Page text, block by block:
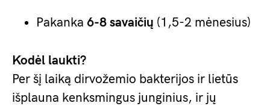
Pakanka 6-8 savaičių (1,5-2 mėnesius)
Kodėl laukti?
Per šį laiką dirvožemio bakterijos ir lietūs
išplauna kenksmingus junginius, ir jų